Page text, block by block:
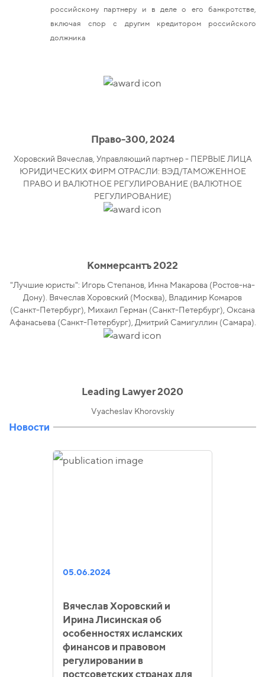
российскому партнеру и в деле о его банкротстве,
включая спор с другим кредитором российского
должника
Право-300, 2024
Хоровский Вячеслав, Управляющий партнер - ПЕРВЫЕ ЛИЦА
ЮРИДИЧЕСКИХ ФИРМ ОТРАСЛИ: ВЭД/ТАМОЖЕННОЕ
ПРАВО И ВАЛЮТНОЕ РЕГУЛИРОВАНИЕ (ВАЛЮТНОЕ
РЕГУЛИРОВАНИЕ)
Коммерсантъ 2022
"Лучшие юристы": Игорь Степанов, Инна Макарова (Ростов-на-
Дону). Вячеслав Хоровский (Москва), Владимир Комаров
(Санкт-Петербург), Михаил Герман (Санкт-Петербург), Оксана
Афанасьева (Санкт-Петербург), Дмитрий Самигуллин (Самара).
Leading Lawyer 2020
Vyacheslav Khorovskiy
Новости
05.06.2024
Вячеслав Хоровский и
Ирина Лисинская об
особенностях исламских
финансов и правовом
регулировании в
постсоветских странах для